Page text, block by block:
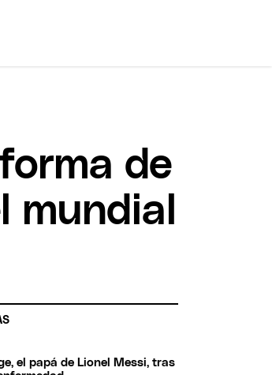
de
mundial
el papá de Lionel Messi, tras